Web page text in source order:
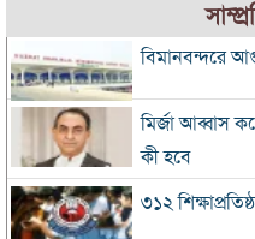
বিমানবন্দরে
মির্জা আব্বাস
কী হবে
৩১২